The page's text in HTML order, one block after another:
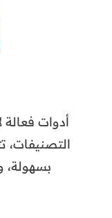
أدوات
التصنيفات،
بسهولة،